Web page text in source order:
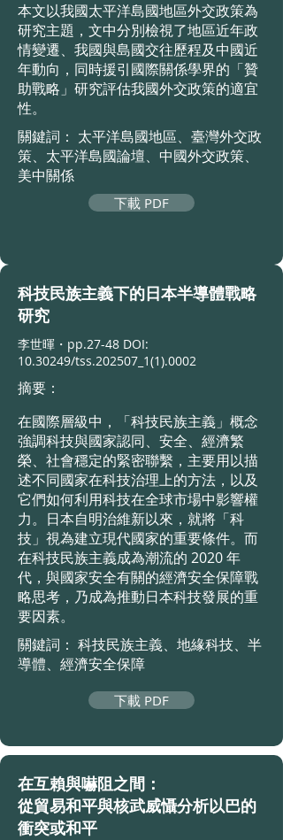
本文以我國太平洋島國地區外交政策為
研究主題，文中分別檢視了地區近年政
情變遷、我國與島國交往歷程及中國近
年動向，同時援引國際關係學界的「贊
助戰略」研究評估我國外交政策的適宜
性。
關鍵詞： 太平洋島國地區、臺灣外交政
策、太平洋島國論壇、中國外交政策、
美中關係
下載 PDF
科技民族主義下的日本半導體戰略
研究
李世暉・ pp.27-48 DOI:
10.30249/tss.202507_ 1(1).0002
摘要：
在國際層級中，「科技民族主義」概念
強調科技與國家認同、安全、經濟繁
榮、社會穩定的緊密聯繫，主要用以描
述不同國家在科技治理上的方法，以及
它們如何利用科技在全球市場中影響權
力。日本自明治維新以來，就將「科
技」視為建立現代國家的重要條件。而
在科技民族主義成為潮流的 2020 年
代，與國家安全有關的經濟安全保障戰
略思考，乃成為推動日本科技發展的重
要因素。
關鍵詞： 科技民族主義、地緣科技、半
導體、經濟安全保障
下載 PDF
在互賴與嚇阻之間：
從貿易和平與核武威懾分析以巴的
衝突或和平